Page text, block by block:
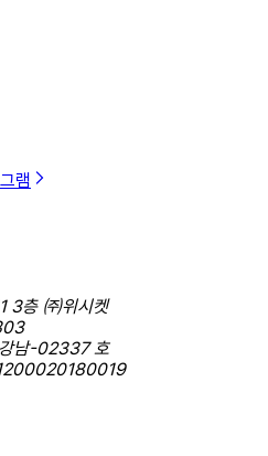
램
3층 ㈜위시켓
남-02337 호